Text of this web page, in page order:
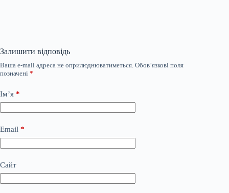
Залишити відповідь
Ваша e-mail адреса не оприлюднюватиметься. Обов’язкові поля
позначені *
Ім’я *
Email *
Сайт